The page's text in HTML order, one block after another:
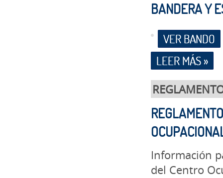
BANDERA Y
VER BANDO
LEER MÁS »
Información
del Centro